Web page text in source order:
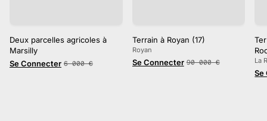
Deux parcelles agricoles à
Marsilly
Se Connecter 6 000 €
Terrain à Royan (17)
Royan
Se Connecter 90 000 € La
Se